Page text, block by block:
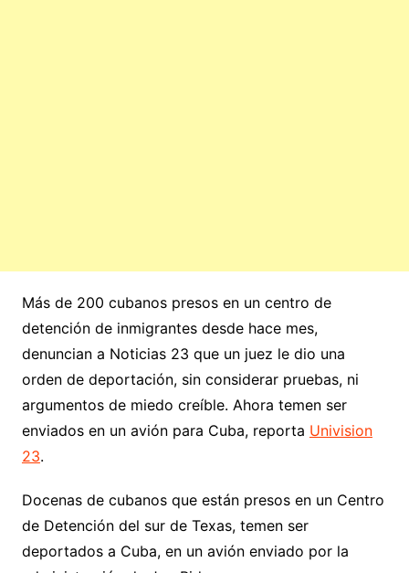
Más de 200 cubanos presos en un centro de
detención de inmigrantes desde hace mes,
denuncian a Noticias 23 que un juez le dio una
orden de deportación, sin considerar pruebas, ni
argumentos de miedo creíble. Ahora temen ser
enviados en un avión para Cuba, reporta Univision
23.
Docenas de cubanos que están presos en un Centro
de Detención del sur de Texas, temen ser
deportados a Cuba, en un avión enviado por la